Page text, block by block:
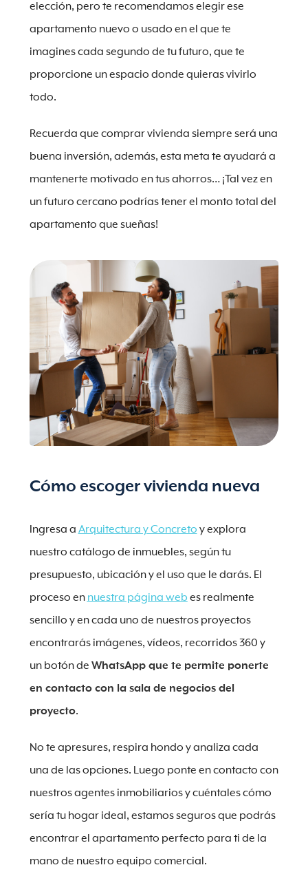
elección, pero te recomendamos elegir ese
apartamento nuevo o usado en el que te
imagines cada segundo de tu futuro, que te
proporcione un espacio donde quieras vivirlo
todo.
Recuerda que comprar vivienda siempre será una
buena inversión, además, esta meta te ayudará a
mantenerte motivado en tus ahorros… ¡Tal vez en
un futuro cercano podrías tener el monto total del
apartamento que sueñas!
Cómo escoger vivienda nueva
Ingresa a Arquitectura y Concreto y explora
nuestro catálogo de inmuebles, según tu
presupuesto, ubicación y el uso que le darás. El
proceso en nuestra página web es realmente
sencillo y en cada uno de nuestros proyectos
encontrarás imágenes, vídeos, recorridos 360 y
un botón de WhatsApp que te permite ponerte
en contacto con la sala de negocios del
proyecto.
No te apresures, respira hondo y analiza cada
una de las opciones. Luego ponte en contacto con
nuestros agentes inmobiliarios y cuéntales cómo
sería tu hogar ideal, estamos seguros que podrás
encontrar el apartamento perfecto para ti de la
mano de nuestro equipo comercial.